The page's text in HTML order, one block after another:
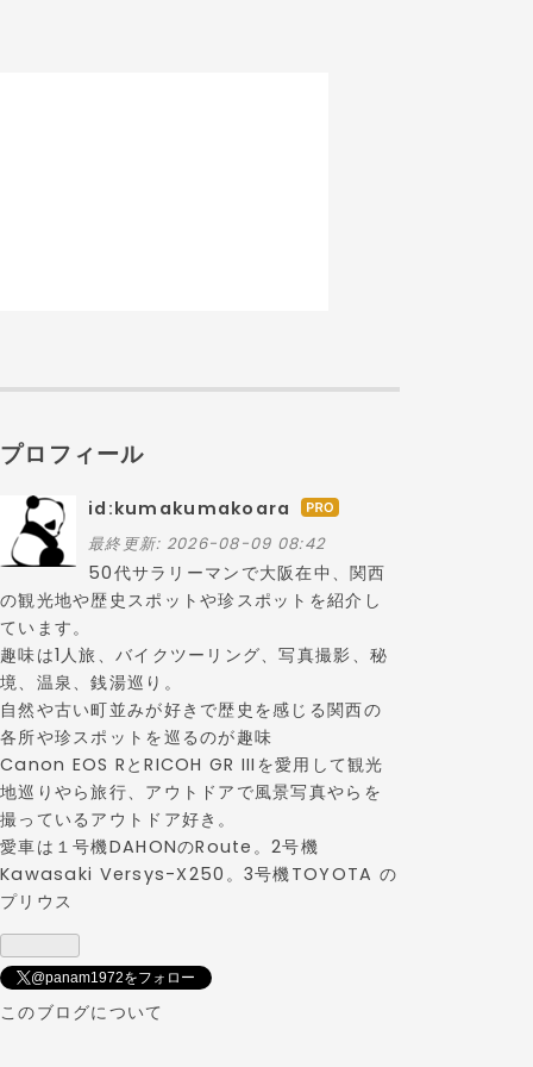
プロフィール
id:kumakumakoara は
て
な
ブ
グ
最終更新: 2026-08-09 08:42
50代サラリーマンで大阪在中、関西
の観光地や歴史スポットや珍スポットを紹介し
ています。
趣味は1人旅、バイクツーリング、写真撮影、秘
境、温泉、銭湯巡り。
自然や古い町並みが好きで歴史を感じる関西の
各所や珍スポットを巡るのが趣味
Canon EOS RとRICOH GR IIIを愛用して観光
地巡りやら旅行、アウトドアで風景写真やらを
撮っているアウトドア好き。
愛車は１号機DAHONのRoute。2号機
Kawasaki Versys-X250。3号機TOYOTA の
プリウス
@panam1972をフォロー
このブログについて